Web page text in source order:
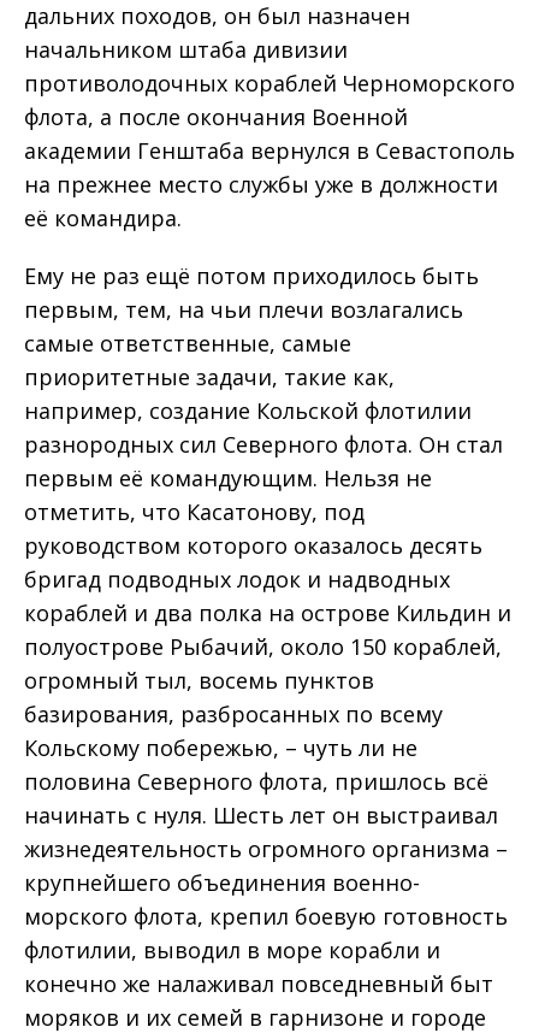
дальних походов, он был назначен
начальником штаба дивизии
противолодочных кораблей Черноморского
флота, а после окончания Военной
академии Генштаба вернулся в Севастополь
на прежнее место службы уже в должности
её командира.
Ему не раз ещё потом приходилось быть
первым, тем, на чьи плечи возлагались
самые ответственные, самые
приоритетные задачи, такие как,
например, создание Кольской флотилии
разнородных сил Северного флота. Он стал
первым её командующим. Нельзя не
отметить, что Касатонову, под
руководством которого оказалось десять
бригад подводных лодок и надводных
кораблей и два полка на острове Кильдин и
полуострове Рыбачий, около 150 кораблей,
огромный тыл, восемь пунктов
базирования, разбросанных по всему
Кольскому побережью, – чуть ли не
половина Северного флота, пришлось всё
начинать с нуля. Шесть лет он выстраивал
жизнедеятельность огромного организма –
крупнейшего объединения военно-
морского флота, крепил боевую готовность
флотилии, выводил в море корабли и
конечно же налаживал повседневный быт
моряков и их семей в гарнизоне и городе